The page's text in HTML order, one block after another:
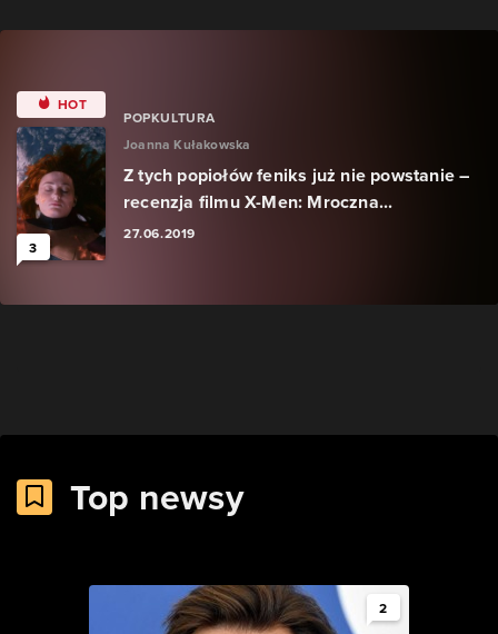
HOT
3
POPKULTURA
Joanna Kułakowska
Z tych popiołów feniks już nie powstanie –
recenzja filmu X-Men: Mroczna...
27.06.2019
Top newsy
2